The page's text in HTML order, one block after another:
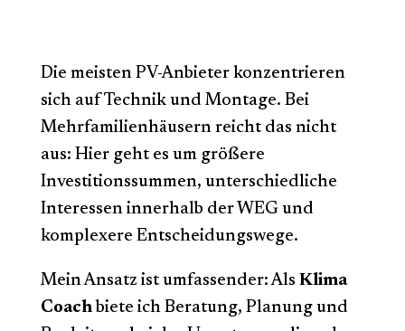
Die meisten PV-Anbieter konzentrieren
sich auf Technik und Montage. Bei
Mehrfamilienhäusern reicht das nicht
aus: Hier geht es um größere
Investitionssummen, unterschiedliche
Interessen innerhalb der WEG und
komplexere Entscheidungswege.
Mein Ansatz ist umfassender: Als Klima
Coachbiete ich Beratung, Planung und